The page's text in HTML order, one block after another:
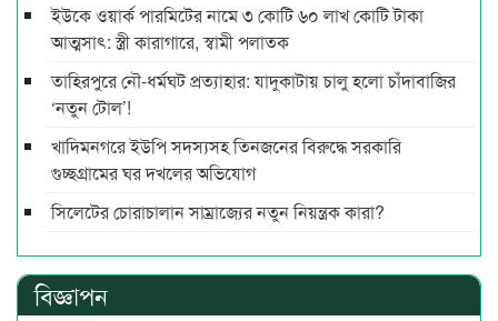
ইউকে ওয়ার্ক পারমিটের নামে ৩ কোটি ৬০ লাখ কোটি টাকা
আত্মসাৎ: স্ত্রী কারাগারে, স্বামী পলাতক
তাহিরপুরে নৌ-ধর্মঘট প্রত্যাহার: যাদুকাটায় চালু হলো চাঁদাবাজির
‘নতুন টোল’!
খাদিমনগরে ইউপি সদস্যসহ তিনজনের বিরুদ্ধে সরকারি
গুচ্ছগ্রামের ঘর দখলের অভিযোগ
সিলেটের চোরাচালান সাম্রাজ্যের নতুন নিয়ন্ত্রক কারা?
বিজ্ঞাপন